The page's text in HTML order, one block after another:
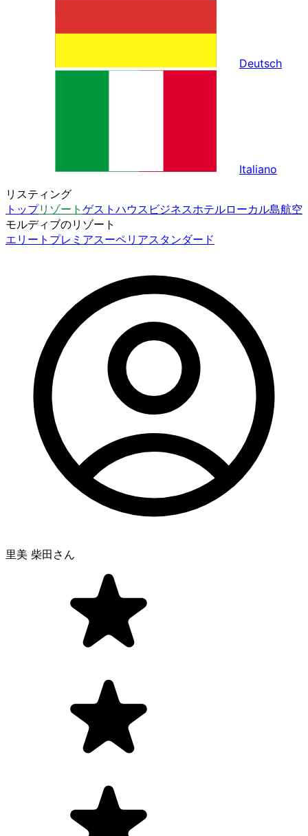
Deutsch
Italiano
リスティング
トップリゾート ゲストハウス ビジネスホテルローカル島航空
モルディブのリゾート
エリート プレミアスーペリアスタンダード
里美 柴田 さん